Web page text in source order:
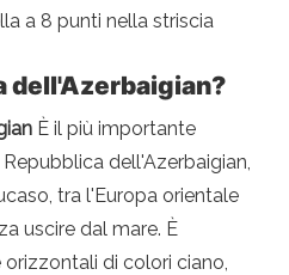
a 8 punti nella striscia
dell'Azerbaigian?
È il più importante
dell'Azerbaigian,
tra l'Europa orientale
uscire dal mare. È
di colori ciano,